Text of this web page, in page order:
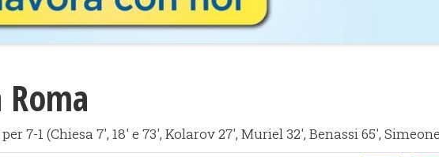
7-1 (Chiesa 7', 18' e 73', Kolarov 27', Muriel 32', Benassi 65',